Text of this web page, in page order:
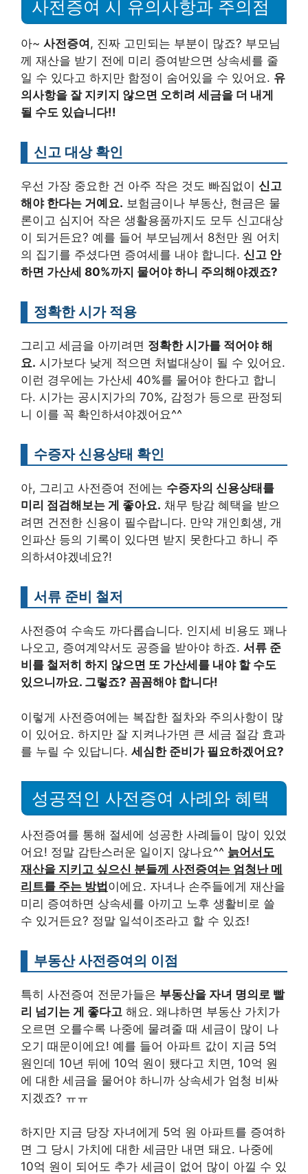
사전증여 시 유의사항과 주의점
아~ 사전증여 , 진짜 고민되는 부분이 많죠? 부모님
께 재산을 받기 전에 미리 증여받으면 상속세를 줄
일 수 있다고 하지만 함정이 숨어있을 수 있어요. 유
의사항을 잘 지키지 않으면 오히려 세금을 더 내게
될 수도 있습니다!!
신고 대상 확인
우선 가장 중요한 건 아주 작은 것도 빠짐없이 신고
해야 한다는 거예요. 보험금이나 부동산, 현금은 물
론이고 심지어 작은 생활용품까지도 모두 신고대상
이 되거든요? 예를 들어 부모님께서 8천만 원 어치
의 집기를 주셨다면 증여세를 내야 합니다. 신고 안
하면 가산세 80%까지 물어야 하니 주의해야겠죠?
정확한 시가 적용
그리고 세금을 아끼려면 정확한 시가를 적어야 해
요. 시가보다 낮게 적으면 처벌대상이 될 수 있어요.
이런 경우에는 가산세 40%를 물어야 한다고 합니
다. 시가는 공시지가의 70%, 감정가 등으로 판정되
니 이를 꼭 확인하셔야겠어요^^
수증자 신용상태 확인
아, 그리고 사전증여 전에는 수증자의 신용상태를
미리 점검해보는 게 좋아요. 채무 탕감 혜택을 받으
려면 건전한 신용이 필수랍니다. 만약 개인회생, 개
인파산 등의 기록이 있다면 받지 못한다고 하니 주
의하셔야겠네요?!
서류 준비 철저
사전증여 수속도 까다롭습니다. 인지세 비용도 꽤나
나오고, 증여계약서도 공증을 받아야 하죠. 서류 준
비를 철저히 하지 않으면 또 가산세를 내야 할 수도
있으니까요. 그렇죠? 꼼꼼해야 합니다!
이렇게 사전증여에는 복잡한 절차와 주의사항이 많
이 있어요. 하지만 잘 지켜나가면 큰 세금 절감 효과
를 누릴 수 있답니다. 세심한 준비가 필요하겠어요?
성공적인 사전증여 사례와 혜택
사전증여를 통해 절세에 성공한 사례들이 많이 있었
어요! 정말 감탄스러운 일이지 않나요^^ 늙어서도
재산을 지키고 싶으신 분들께 사전증여는 엄청난 메
리트를 주는 방법이에요. 자녀나 손주들에게 재산을
미리 증여하면 상속세를 아끼고 노후 생활비로 쓸
수 있거든요? 정말 일석이조라고 할 수 있죠!
부동산 사전증여의 이점
특히 사전증여 전문가들은 부동산을 자녀 명의로 빨
리 넘기는 게 좋다고 해요. 왜냐하면 부동산 가치가
오르면 오를수록 나중에 물려줄 때 세금이 많이 나
오기 때문이에요! 예를 들어 아파트 값이 지금 5억
원인데 10년 뒤에 10억 원이 됐다고 치면, 10억 원
에 대한 세금을 물어야 하니까 상속세가 엄청 비싸
지겠죠? ㅠㅠ
하지만 지금 당장 자녀에게 5억 원 아파트를 증여하
면 그 당시 가치에 대한 세금만 내면 돼요. 나중에
10억 원이 되어도 추가 세금이 없어 많이 아낄 수 있